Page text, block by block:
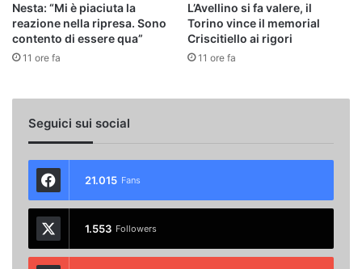
Nesta: “Mi è piaciuta la
reazione nella ripresa. Sono
contento di essere qua”
11 ore fa
L’Avellino si fa valere, il
Torino vince il memorial
Criscitiello ai rigori
11 ore fa
Seguici sui social
21.015 Fans
1.553 Followers